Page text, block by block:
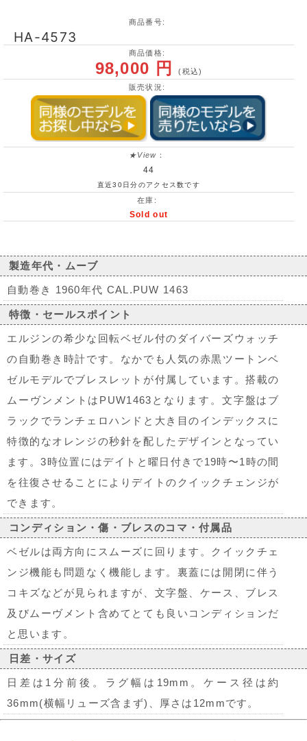
商品番号:
HA-4573
商品価格:
98,000 円(税込)
販売状況:
★View ：
44
直近30日分のアクセス数です
在庫:
Sold out
製造年代・ムーブ
自動巻き 1960年代 CAL.PUW 1463
特徴・セールスポイント
エルジンの希少な回転ベゼル付のダイバーズウォッチ
の自動巻き時計です。なかでも人気の赤黒ツートンベ
ゼルモデルでブレスレットが付属しています。搭載の
ムーヴンメントはPUW1463となります。文字盤はブ
ラックでランチェロハンドと大き目のインデックスに
特徴的なオレンジの秒針を配したデザインとなってい
ます。3時位置にはデイトと曜日付きで19時〜1時の間
を往復させることによりデイトのクイックチェンジが
できます。
コンディション・傷・ブレスのコマ・付属品
ベゼルは両方向にスムーズに回ります。クイックチェ
ンジ機能も問題なく機能します。裏蓋には開閉に伴う
コキズなどが見られますが、文字盤、ケース、ブレス
及びムーヴメント含めてとても良いコンディションだ
と思います。
日差・サイズ
日差は1分前後。ラグ幅は19mm。ケース径は約
36mm(横幅リューズ含まず)、厚さは12mmです。